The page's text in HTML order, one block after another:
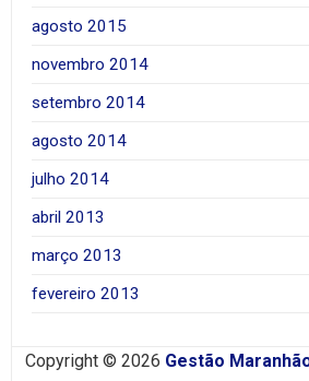
agosto 2015
novembro 2014
setembro 2014
agosto 2014
julho 2014
abril 2013
março 2013
fevereiro 2013
Copyright © 2026 Gestão